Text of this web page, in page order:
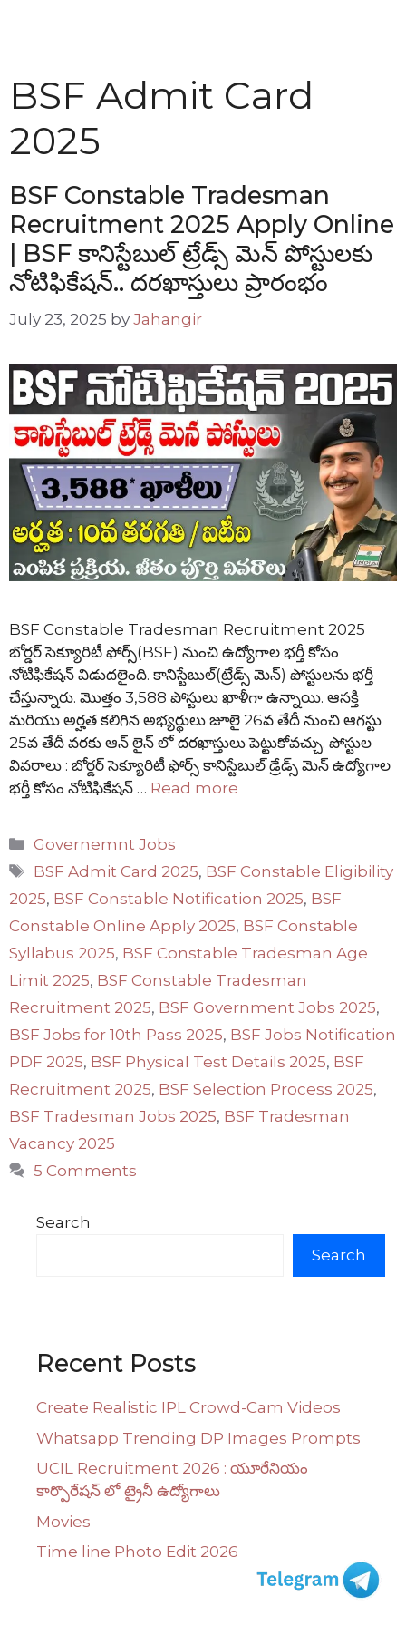
BSF Admit Card
2025
BSF Constable Tradesman
Recruitment 2025 Apply Online
| BSF కానిస్టేబుల్ ట్రేడ్స్ మెన్ పోస్టులకు
నోటిఫికేషన్.. దరఖాస్తులు ప్రారంభం
July 23, 2025 by Jahangir
BSF Constable Tradesman Recruitment 2025
బోర్డర్ సెక్యూరిటీ ఫోర్స్(BSF) నుంచి ఉద్యోగాల భర్తీ కోసం
నోటిఫికేషన్ విడుదలైంది. కానిస్టేబుల్(ట్రేడ్స్ మెన్) పోస్టులను భర్తీ
చేస్తున్నారు. మొత్తం 3,588 పోస్టులు ఖాళీగా ఉన్నాయి. ఆసక్తి
మరియు అర్హత కలిగిన అభ్యర్థులు జూలై 26వ తేదీ నుంచి ఆగస్టు
25వ తేదీ వరకు ఆన్ లైన్ లో దరఖాస్తులు పెట్టుకోవచ్చు. పోస్టుల
వివరాలు : బోర్డర్ సెక్యూరిటీ ఫోర్స్ కానిస్టేబుల్ డ్రేడ్స్ మెన్ ఉద్యోగాల
భర్తీ కోసం నోటిఫికేషన్ … Read more
Categories
Governemnt Jobs
Tags
BSF Admit Card 2025, BSF Constable Eligibility
2025, BSF Constable Notification 2025, BSF
Constable Online Apply 2025, BSF Constable
Syllabus 2025, BSF Constable Tradesman Age
Limit 2025, BSF Constable Tradesman
Recruitment 2025, BSF Government Jobs 2025,
BSF Jobs for 10th Pass 2025, BSF Jobs Notification
PDF 2025, BSF Physical Test Details 2025, BSF
Recruitment 2025, BSF Selection Process 2025,
BSF Tradesman Jobs 2025, BSF Tradesman
Vacancy 2025
5 Comments
Search
Search
Recent Posts
Create Realistic IPL Crowd-Cam Videos
Whatsapp Trending DP Images Prompts
UCIL Recruitment 2026 : యూరేనియం
కార్పొరేషన్ లో ట్రైనీ ఉద్యోగాలు
Movies
Time line Photo Edit 2026